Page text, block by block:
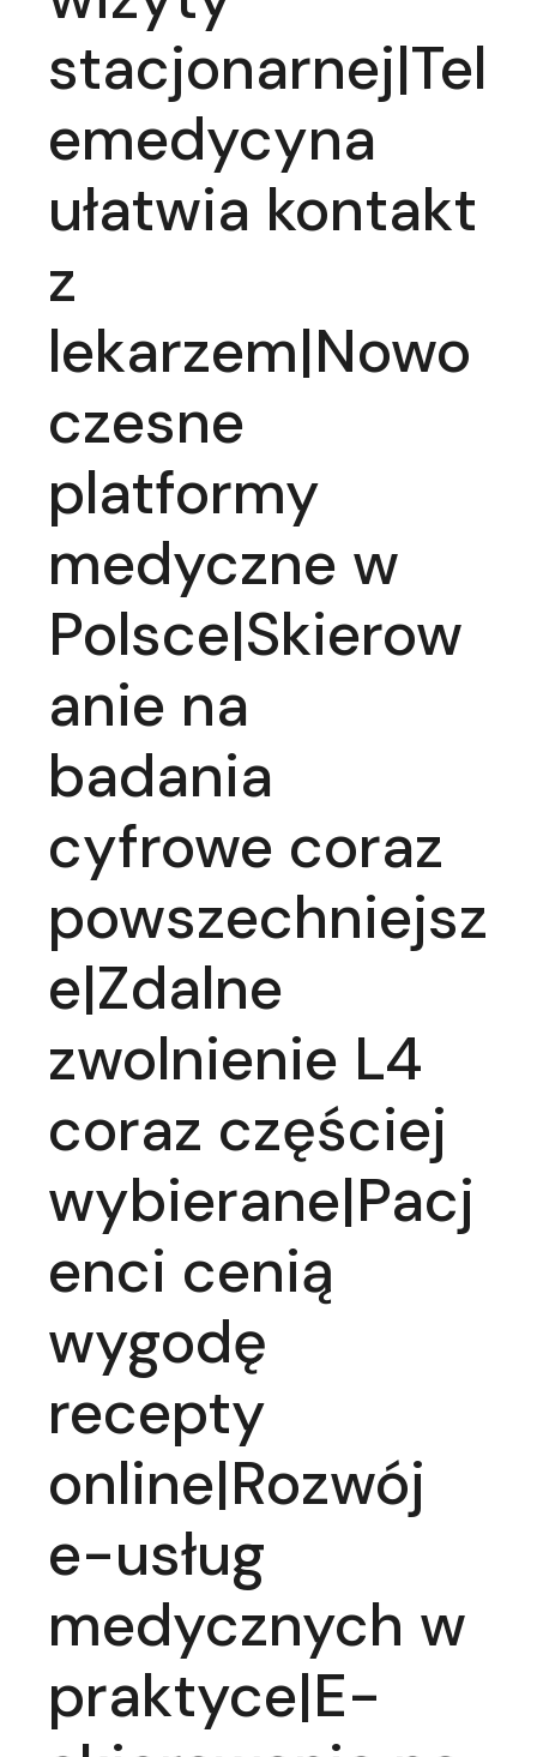
stacjonarnej|Tel
emedycyna
ułatwia kontakt
z
lekarzem|Nowo
czesne
platformy
medyczne w
Polsce|Skierow
anie na
badania
cyfrowe coraz
powszechniejsz
e|Zdalne
zwolnienie L4
coraz częściej
wybierane|Pacj
enci cenią
wygodę
recepty
online|Rozwój
e-usług
medycznych w
praktyce|E-